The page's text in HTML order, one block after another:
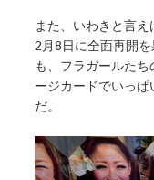
また、いわきと言え
2月8日に全面再開を
も、フラガールた
ージカードでいっぱ
だ。